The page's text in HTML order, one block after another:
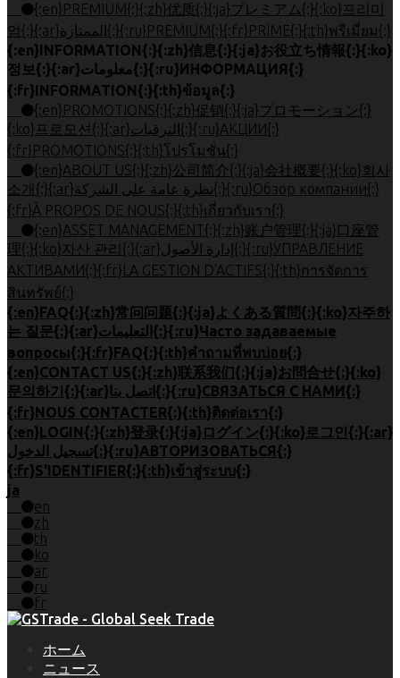
{:en}PREMIUM{:}{:zh}优质{:}{:ja}プレミアム{:}{:ko}프리미
엄{:}{:ar}الممتازة{:}{:ru}PREMIUM{:}{:fr}PRIME{:}{:th}พรีเมี่ยม{:}
{:en}INFORMATION{:}{:zh}信息{:}{:ja}お役立ち情報{:}{:ko}
정보{:}{:ar}معلومات{:}{:ru}ИНФОРМАЦИЯ{:}
{:fr}INFORMATION{:}{:th}ข้อมูล{:}
{:en}PROMOTIONS{:}{:zh}促销{:}{:ja}プロモーション{:}
{:ko}프로모션{:}{:ar}الترقيات{:}{:ru}АКЦИИ{:}
{:fr}PROMOTIONS{:}{:th}โปรโมชั่น{:}
{:en}ABOUT US{:}{:zh}公司简介{:}{:ja}会社概要{:}{:ko}회사
소개{:}{:ar}نظرة عامة على الشركة{:}{:ru}Обзор компании{:}
{:fr}À PROPOS DE NOUS{:}{:th}เกี่ยวกับเรา{:}
{:en}ASSET MANAGEMENT{:}{:zh}账户管理{:}{:ja}口座管
理{:}{:ko}자산 관리{:}{:ar}إدارة الأصول{:}{:ru}УПРАВЛЕНИЕ
АКТИВАМИ{:}{:fr}LA GESTION D'ACTIFS{:}{:th}การจัดการ
สินทรัพย์{:}
{:en}FAQ{:}{:zh}常问问题{:}{:ja}よくある質問{:}{:ko}자주하
는 질문{:}{:ar}التعليمات{:}{:ru}Часто задаваемые
вопросы{:}{:fr}FAQ{:}{:th}คำถามที่พบบ่อย{:}
{:en}CONTACT US{:}{:zh}联系我们{:}{:ja}お問合せ{:}{:ko}
문의하기{:}{:ar}اتصل بنا{:}{:ru}СВЯЗАТЬСЯ С НАМИ{:}
{:fr}NOUS CONTACTER{:}{:th}ติดต่อเรา{:}
{:en}LOGIN{:}{:zh}登录{:}{:ja}ログイン{:}{:ko}로그인{:}{:ar}
تسجيل الدخول{:}{:ru}АВТОРИЗОВАТЬСЯ{:}
{:fr}S'IDENTIFIER{:}{:th}เข้าสู่ระบบ{:}
ja
en
zh
th
ko
ar
ru
fr
ホーム
ニュース